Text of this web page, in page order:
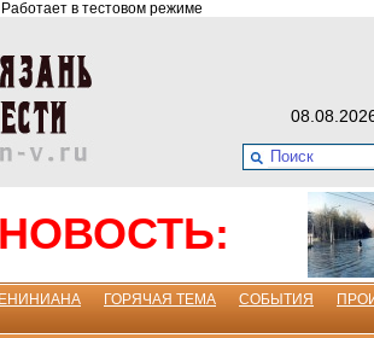
в тестовом режиме
НОВОСТЬ:
ГОРЯЧАЯ ТЕМА СОБЫТИЯ